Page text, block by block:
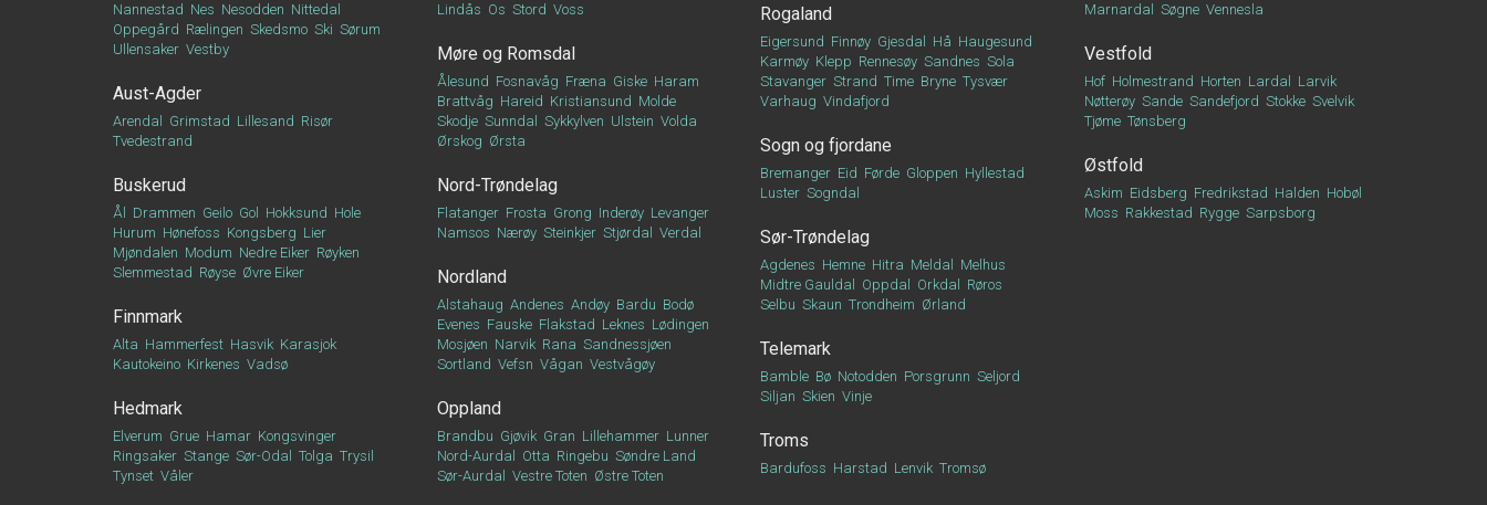
Nannestad Nes Nesodden Nittedal
Oppegård Rælingen Skedsmo Ski Sørum
Ullensaker Vestby
Aust-Agder
Arendal Grimstad Lillesand Risør
Tvedestrand
Buskerud
Ål Drammen Geilo Gol Hokksund Hole
Hurum Hønefoss Kongsberg Lier
Mjøndalen Modum Nedre Eiker Røyken
Slemmestad Røyse Øvre Eiker
Finnmark
Alta Hammerfest Hasvik Karasjok
Kautokeino Kirkenes Vadsø
Hedmark
Elverum Grue Hamar Kongsvinger
Ringsaker Stange Sør-Odal Tolga Trysil
Tynset Våler
Lindås Os Stord Voss
Møre og Romsdal
Ålesund Fosnavåg Fræna Giske Haram
Brattvåg Hareid Kristiansund Molde
Skodje Sunndal Sykkylven Ulstein Volda
Ørskog Ørsta
Nord-Trøndelag
Flatanger Frosta Grong Inderøy Levanger
Namsos Nærøy Steinkjer Stjørdal Verdal
Nordland
Alstahaug Andenes Andøy Bardu Bodø
Evenes Fauske Flakstad Leknes Lødingen
Mosjøen Narvik Rana Sandnessjøen
Sortland Vefsn Vågan Vestvågøy
Oppland
Brandbu Gjøvik Gran Lillehammer Lunner
Nord-Aurdal
Otta Ringebu Søndre Land
Sør-Aurdal
Vestre Toten Østre Toten
Rogaland
Eigersund Finnøy Gjesdal Hå Haugesund
Karmøy Klepp Rennesøy Sandnes Sola
Stavanger Strand Time Bryne Tysvær
Varhaug Vindafjord
Sogn og fjordane
Bremanger Eid Førde Gloppen Hyllestad
Luster Sogndal
Sør-Trøndelag
Agdenes Hemne Hitra Meldal
Melhus
Midtre Gauldal
Oppdal Orkdal
Røros
Selbu Skaun Trondheim Ørland
Telemark
Bamble Bø Notodden Porsgrunn Seljord
Siljan Skien Vinje
Troms
Bardufoss Harstad Lenvik Tromsø
Marnardal
Søgne Vennesla
Vestfold
Hof Holmestrand Horten Lardal
Larvik
Nøtterøy Sande Sandefjord Stokke Svelvik
Tjøme Tønsberg
Østfold
Askim Eidsberg Fredrikstad Halden Hobøl
Moss Rakkestad Rygge Sarpsborg